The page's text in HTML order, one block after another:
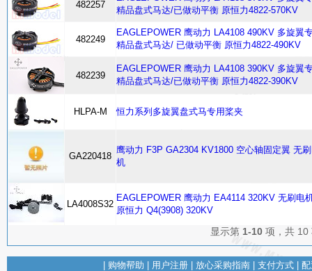
482257
精品盘式马达/已做动平衡 原恒力4822-570KV
482249
EAGLEPOWER 鹰动力 LA4108 490KV 多旋翼
精品盘式马达/ 已做动平衡 原恒力4822-490KV
482239
EAGLEPOWER 鹰动力 LA4108 390KV 多旋翼
精品盘式马达/已做动平衡 原恒力4822-390KV
HLPA-M 恒力系列多旋翼盘式马专用桨夹
GA220418
鹰动力 F3P GA2304 KV1800 空心轴固定翼 无
机
LA4008S32
EAGLEPOWER 鹰动力 EA4114 320KV 无刷电
原恒力 Q4(3908) 320KV
显示第 1-10 项，共 10
购物帮助 用户注册 放心采购指南 支付方式